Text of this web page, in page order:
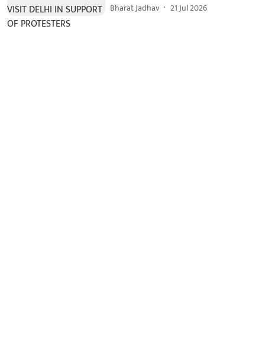
Bharat Jadhav 21 Jul 2026